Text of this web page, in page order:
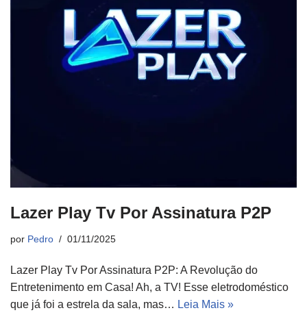
Lazer Play Tv Por Assinatura P2P
por Pedro 01/11/2025
Lazer Play Tv Por Assinatura P2P: A Revolução do
Entretenimento em Casa! Ah, a TV! Esse eletrodoméstico
que já foi a estrela da sala, mas… Leia Mais »